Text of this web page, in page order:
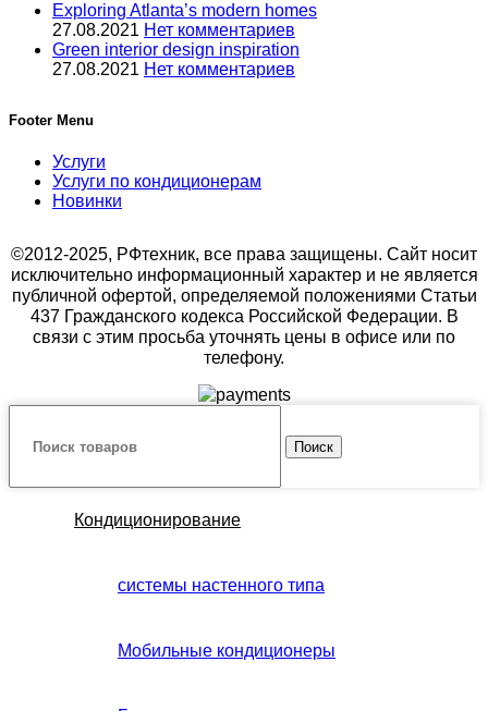
Exploring Atlanta’s modern homes
27.08.2021 Нет комментариев
Green interior design inspiration
27.08.2021 Нет комментариев
Footer Menu
Услуги
Услуги по кондиционерам
Новинки
©2012-2025, РФтехник, все права защищены. Сайт носит
исключительно информационный характер и не является
публичной офертой, определяемой положениями Статьи
437 Гражданского кодекса Российской Федерации. В
связи с этим просьба уточнять цены в офисе или по
телефону.
Поиск
Кондиционирование
системы настенного типа
Мобильные кондиционеры